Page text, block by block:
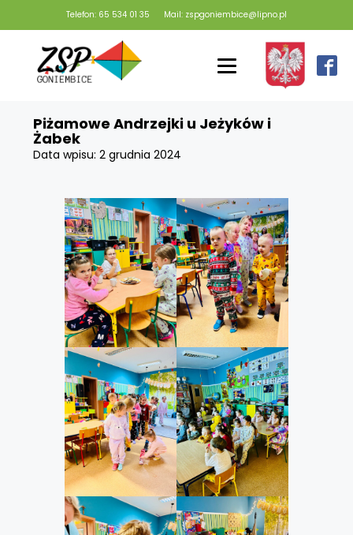
Telefon: 65 534 01 35 Mail: zspgoniembice@lipno.pl
Piżamowe Andrzejki u Jeżyków i
Żabek
Data wpisu:2 grudnia 2024